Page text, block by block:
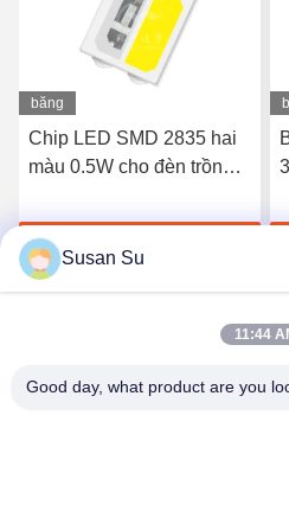
băng
hình
Chip LED SMD 2835 hai
màu 0.5W cho đèn trồng
Chat Ngay Bây Giờ
Susan Su
11:44
Good day, what product are you